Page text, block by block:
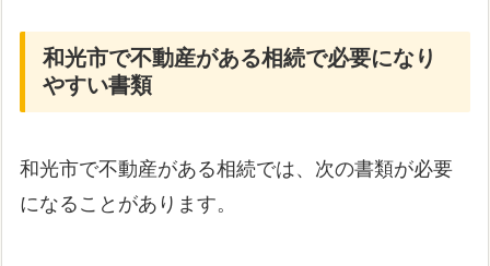
和光市で不動産がある相続で必要になり
やすい書類
和光市で不動産がある相続では、次の書類が必要
になることがあります。